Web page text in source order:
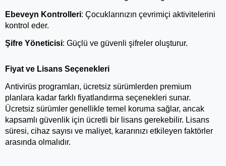
Ebeveyn Kontrolleri: Çocuklarınızın çevrimiçi aktivitelerini
kontrol eder.
Şifre Yöneticisi: Güçlü ve güvenli şifreler oluşturur.
Fiyat ve Lisans Seçenekleri
Antivirüs programları, ücretsiz sürümlerden premium
planlara kadar farklı fiyatlandırma seçenekleri sunar.
Ücretsiz sürümler genellikle temel koruma sağlar, ancak
kapsamlı güvenlik için ücretli bir lisans gerekebilir. Lisans
süresi, cihaz sayısı ve maliyet, kararınızı etkileyen faktörler
arasında olmalıdır.